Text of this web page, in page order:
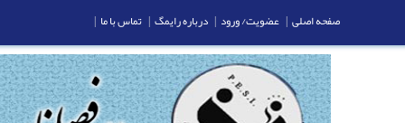
صفحه اصلی | عضویت/ ورود | درباره رایمگ | تماس با ما |